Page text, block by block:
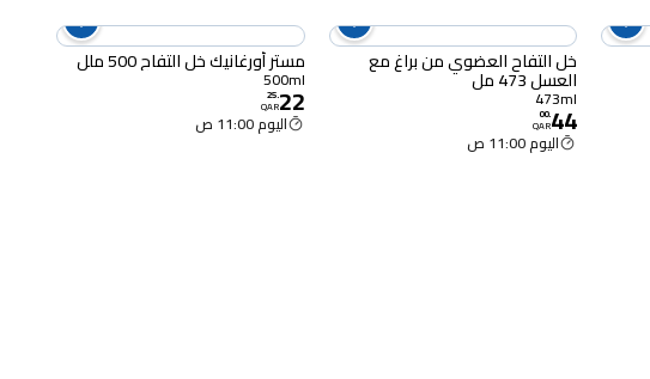
خل التفاح العضوي من براغ مع
العسل 473 مل
473ml
44
.
00
QAR
اليوم 11:00 ص
مستر أورغانيك خل التفاح 500 ملل
500ml
22
.
25
QAR
اليوم 11:00 ص